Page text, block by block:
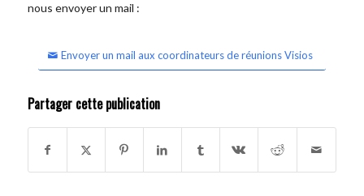
nous envoyer un mail :
Envoyer un mail aux coordinateurs de réunions Visios
Partager cette publication